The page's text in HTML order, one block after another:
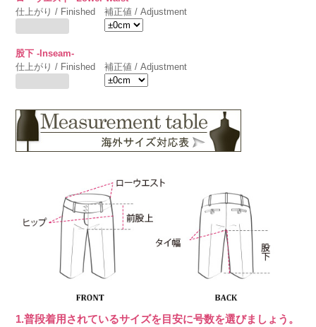
仕上がり / Finished
補正値 / Adjustment
股下 -Inseam-
仕上がり / Finished
補正値 / Adjustment
1.普段着用されているサイズを目安に号数を選びましょう。